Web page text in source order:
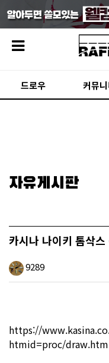
드로우 커뮤
자유게시판
카시나 나이키 톰삭스
9289
https://
htmid=proc/